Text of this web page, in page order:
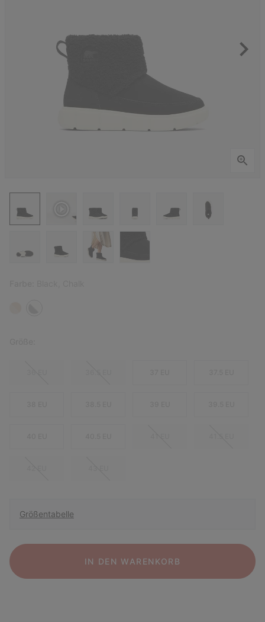
Größentabelle
IN DEN WARENKORB